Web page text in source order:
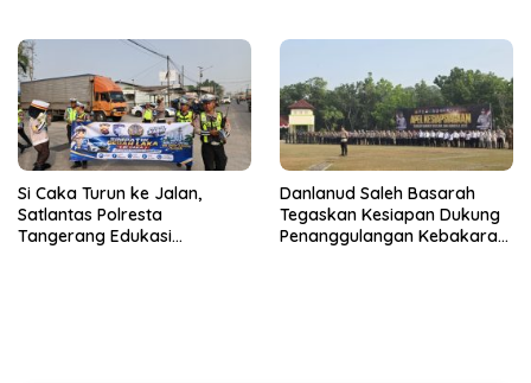
Si Caka Turun ke Jalan,
Satlantas Polresta
Tangerang Edukasi
Danlanud Saleh Basarah
Tegaskan Kesiapan Dukung
Penanggulangan Kebakaran